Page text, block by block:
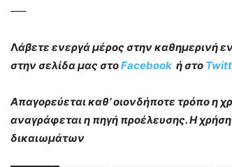
—–
Λάβετε ενεργά μέρος στην καθημερινή
στην σελίδα μας στοFacebook ή στο
Απαγορεύεται καθ’ οιονδήποτε τρόπο
αναγράφεται η πηγή προέλευσης. Η
δικαιωμάτων